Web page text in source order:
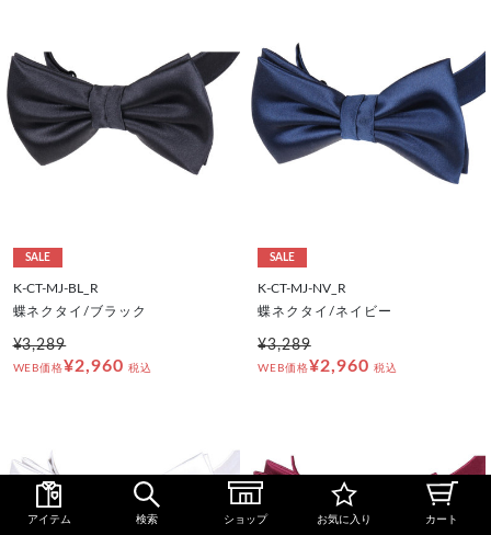
SALE
K-CT-MJ-BL_R
蝶ネクタイ/ブラック
¥3,289
WEB価格¥2,960 税込
SALE
K-CT-MJ-NV_R
蝶ネクタイ/ネイビー
¥3,289
WEB価格¥2,960 税込
アイテム 検索 ショップ お気に入り カート